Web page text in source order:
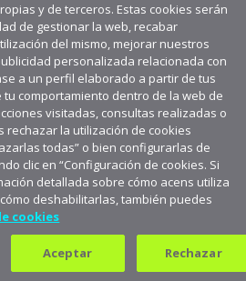
a aceNews para
mantenerte a la última
Suscribirme
y de terceros. Estas cookies serán
de gestionar la web, recabar
del mismo, mejorar nuestros
personalizada relacionada con
a un perfil elaborado a partir de tus
comportamiento dentro de la web de
visitadas, consultas realizadas o
rechazar la utilización de cookies
todas” o bien configurarlas de
clic en “Configuración de cookies. Si
detallada sobre cómo acens utiliza
deshabilitarlas, también puedes
cookies
Rechazar
Aceptar